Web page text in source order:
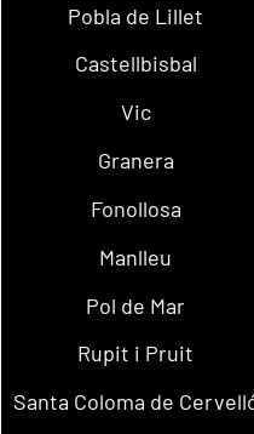
Pobla de Lillet
Castellbisbal
Vic
Granera
Fonollosa
Manlleu
Pol de Mar
Rupit i Pruit
Santa Coloma de